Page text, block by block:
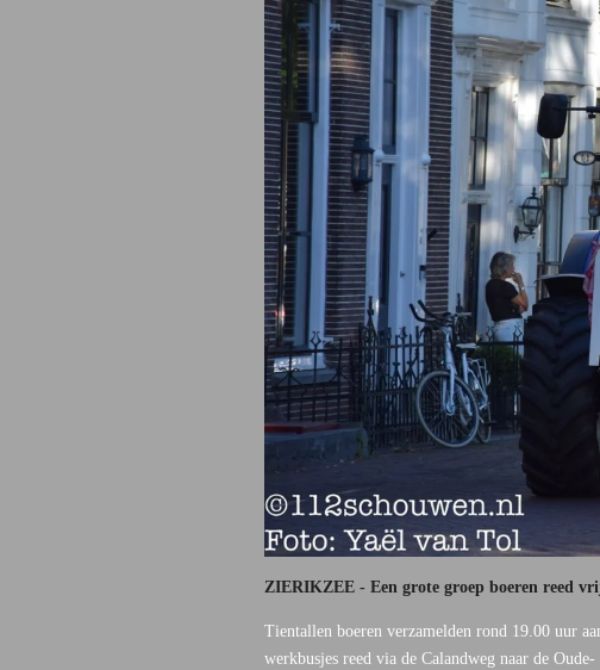
ZIERIKZEE - Een grote groep boeren reed
Tientallen boeren verzamelden rond 19.00 uur
werkbusjes reed via de Calandweg naar de